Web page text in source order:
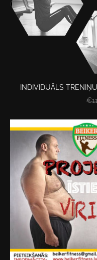
INDIVIDUĀLS